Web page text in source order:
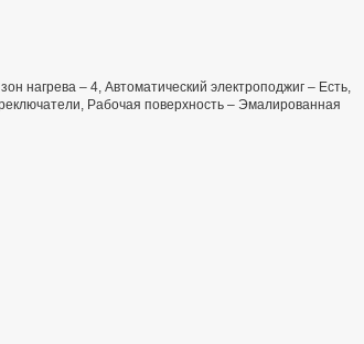
нагрева – 4, Автоматический электроподжиг – Есть,
Рабочая поверхность – Эмалированная